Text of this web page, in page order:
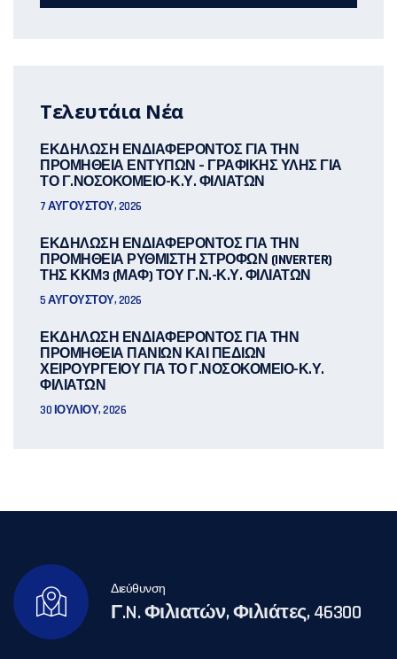
Τελευτάια Νέα
ΕΚΔΗΛΩΣΗ ΕΝΔΙΑΦΕΡΟΝΤΟΣ ΓΙΑ ΤΗΝ
ΠΡΟΜΗΘΕΙΑ ΕΝΤΥΠΩΝ – ΓΡΑΦΙΚΗΣ ΥΛΗΣ ΓΙΑ
ΤΟ Γ.ΝΟΣΟΚΟΜΕΙΟ-Κ.Υ. ΦΙΛΙΑΤΩΝ
7 ΑΥΓΟΎΣΤΟΥ, 2026
ΕΚΔΗΛΩΣΗ ΕΝΔΙΑΦΕΡΟΝΤΟΣ ΓΙΑ ΤΗΝ
ΠΡΟΜΗΘΕΙΑ ΡΥΘΜΙΣΤΗ ΣΤΡΟΦΩΝ (INVERTER)
ΤΗΣ ΚΚΜ3 (ΜΑΦ) ΤΟΥ Γ.Ν.-Κ.Υ. ΦΙΛΙΑΤΩΝ
5 ΑΥΓΟΎΣΤΟΥ, 2026
ΕΚΔΗΛΩΣΗ ΕΝΔΙΑΦΕΡΟΝΤΟΣ ΓΙΑ ΤΗΝ
ΠΡΟΜΗΘΕΙΑ ΠΑΝΙΩΝ ΚΑΙ ΠΕΔΙΩΝ
ΧΕΙΡΟΥΡΓΕΙΟΥ ΓΙΑ ΤΟ Γ.ΝΟΣΟΚΟΜΕΙΟ-Κ.Υ.
ΦΙΛΙΑΤΩΝ
30 ΙΟΥΛΊΟΥ, 2026
Διεύθυνση
Γ.N. Φιλιατών, Φιλιάτες, 46300